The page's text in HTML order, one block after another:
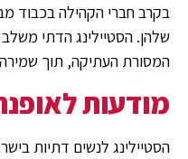
בקרב חברי הקהילה בכבוד
שלהן. הסטיילינג הדתי
המסורת העתיקה, תוך שמירה
מודעות
הסטיילינג לנשים דתיות